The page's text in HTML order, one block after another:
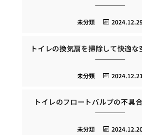
未分類
トイレの換気扇を掃除して快適
2024.12.21
未分類
トイレのフロートバルブの不具
未分類